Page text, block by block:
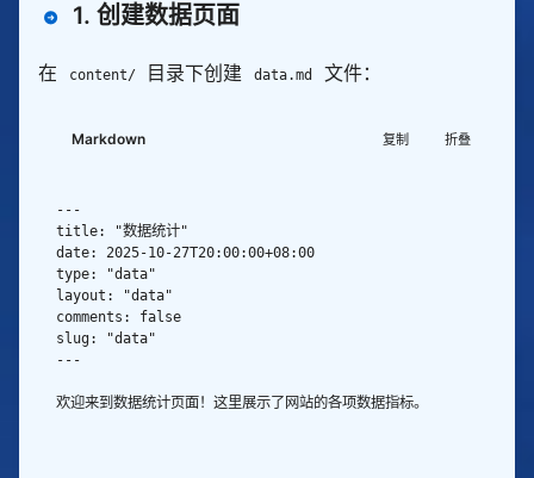
1. 创建数据页面
在 content/ 目录下创建 data.md 文件：
Markdown 复制 折叠
date: 2025-10-27T20:00:00+08:00
comments: false